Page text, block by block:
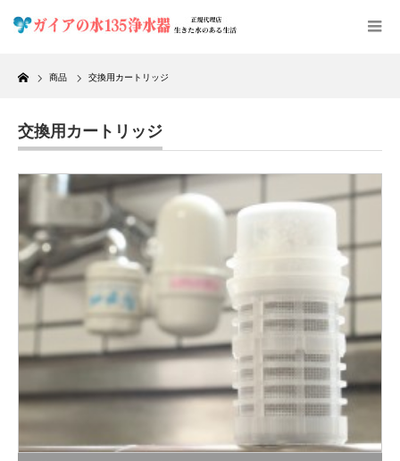
Home
商品 交換用カートリッジ
交換用カートリッジ